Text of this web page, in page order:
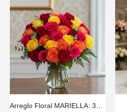
Arreglo Floral MARIELLA: 36 Rosas Frescas Multicolor 🌹